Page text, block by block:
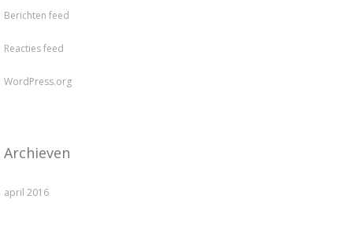
Berichten feed
Reacties feed
WordPress.org
Archieven
april 2016